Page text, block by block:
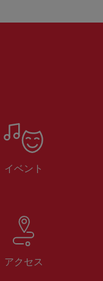
イベント
アクセス